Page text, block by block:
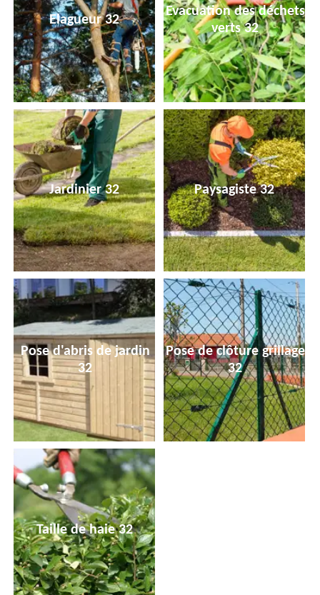
Elagueur 32
Evacuation des déchets
verts 32
Jardinier 32 Paysagiste 32
Pose d'abris de jardin
32
Pose de clôture grillage
32
Taille de haie 32